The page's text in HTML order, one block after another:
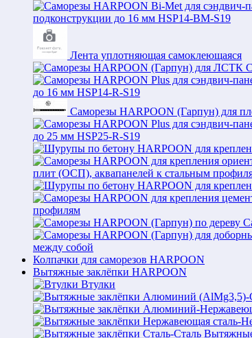
подконструкции до 16 мм HSP14-BM-S19
Лента уплотняющая самоклеющаяся
до 16 мм HSP14-R-S19
Саморезы HARPOON (Гарпун) для
до 25 мм HSP25-R-S19
плит (ОСП), аквапанелей к стальным
профилям
между собой
Колпачки для саморезов HARPOON
Вытяжные заклёпки HARPOON
Втулки